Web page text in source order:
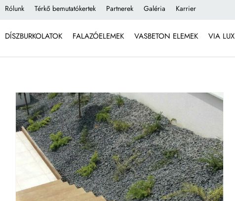
Rólunk Térkő bemutatókertek Partnerek Galéria Karrier
DÍSZBURKOLATOK FALAZÓELEMEK VASBETON ELEMEK VIA LUX